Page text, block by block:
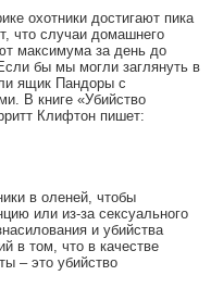
охотники достигают пика
что случаи домашнего
максимума за день до
бы мы могли заглянуть в
ящик Пандоры с
В книге «Убийство
Клифтон пишет:
в оленей, чтобы
или из-за сексуального
и убийства
в том, что в качестве
– это убийство